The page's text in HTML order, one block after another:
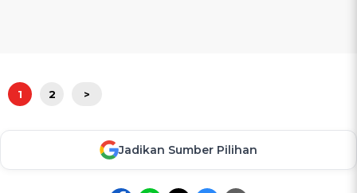
1 2 >
Jadikan Sumber Pilihan